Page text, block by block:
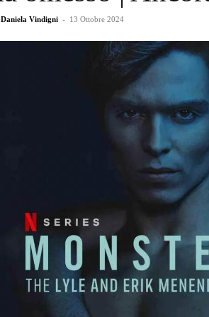
Daniela Vindigni - 13 Ottobre 2024